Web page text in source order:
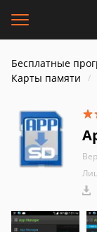
Бесплатные
Карты памяти